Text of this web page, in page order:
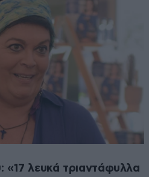
«17 λευκά τριαντάφυλλα